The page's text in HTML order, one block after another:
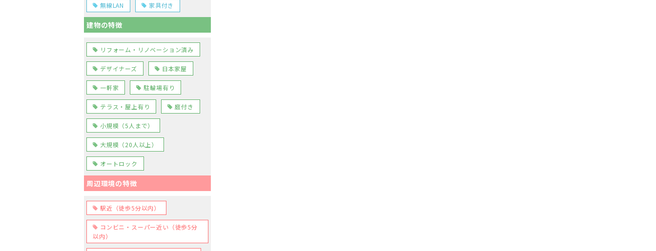
無線LAN 家具付き
建物の特徴
リフォーム・リノベーション済み
デザイナーズ 日本家屋
一軒家 駐輪場有り
テラス・屋上有り 庭付き
小規模（5人まで）
大規模（20人以上）
オートロック
周辺環境の特徴
駅近（徒歩5分以内）
コンビニ・スーパー近い（徒歩5分
以内）